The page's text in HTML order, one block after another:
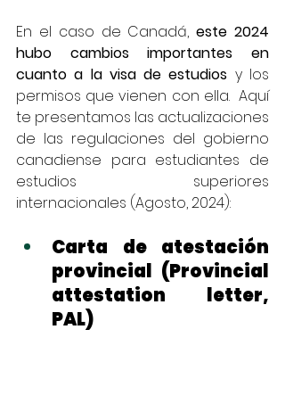
En el caso de Canadá, este 2024
hubo cambios importantes en
cuanto a la visa de estudios y los
permisos que vienen con ella.  Aquí
te presentamos las actualizaciones
de las regulaciones del gobierno
canadiense para estudiantes de
estudios superiores
internacionales (Agosto, 2024):
Carta de atestación
provincial (Provincial
attestation letter,
PAL)